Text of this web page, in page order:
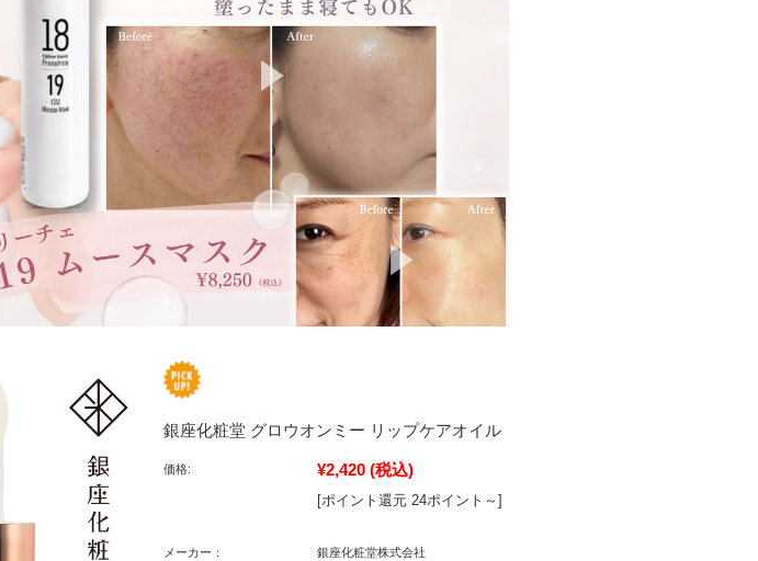
銀座化粧堂 グロウオンミー リップケアオイル
価格: ¥2,420 (税込)
[ポイント還元 24ポイント～]
メーカー： 銀座化粧堂株式会社